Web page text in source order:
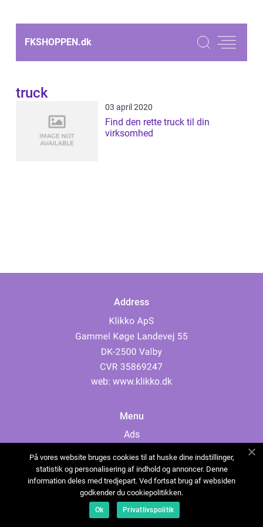
FKSHOPPEN.dk
truck
03 april 2020
Find den rette truck til din
virksomhed
Address
web: www.klikko.dk
Menu
Ads
Cookies
Contact
Sitemap
På vores website bruges cookies til at huske dine indstillinger,
statistik og personalisering af indhold og annoncer. Denne
information deles med tredjepart. Ved fortsat brug af websiden
godkender du cookiepolitikken.
Ok Privatlivspolitik